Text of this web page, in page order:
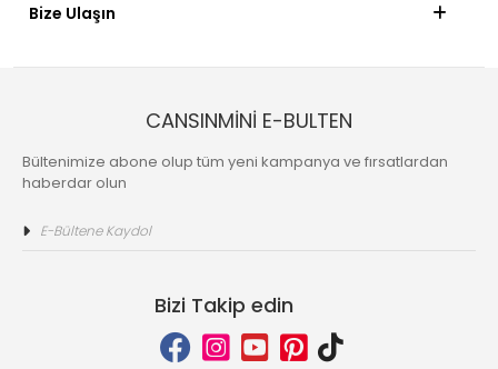
Bize Ulaşın
CANSINMİNİ E-BULTEN
Bültenimize abone olup tüm yeni kampanya ve fırsatlardan
haberdar olun
Bizi Takip edin